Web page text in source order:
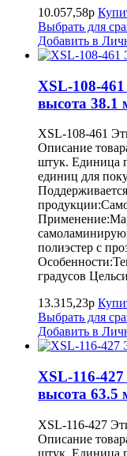
10.057,58р
Выбрать для
Добавить в
XSL-108-
высота 38.1
XSL-108-461
Описание
штук. Единица
единиц для
полиэстер с
градусов
13.315,23р
Выбрать для
Добавить в
XSL-116-
высота 63.5
XSL-116-427
Описание
штук. Единица